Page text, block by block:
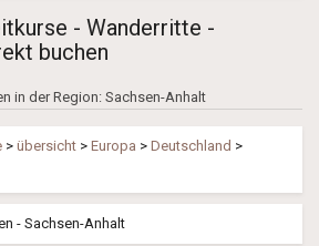
- Wanderritte -
buchen
in der Region: Sachsen-Anhalt
> übersicht > Europa > Deutschland >
- Sachsen-Anhalt